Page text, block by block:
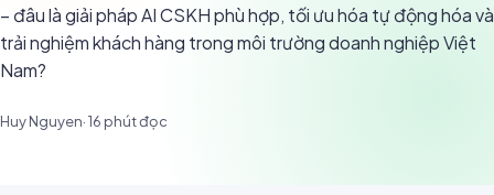
– đâu là giải pháp AI CSKH phù hợp, tối ưu hóa tự động hóa và
trải nghiệm khách hàng trong môi trường doanh nghiệp Việt
Nam?
Huy Nguyen·16 phút đọc